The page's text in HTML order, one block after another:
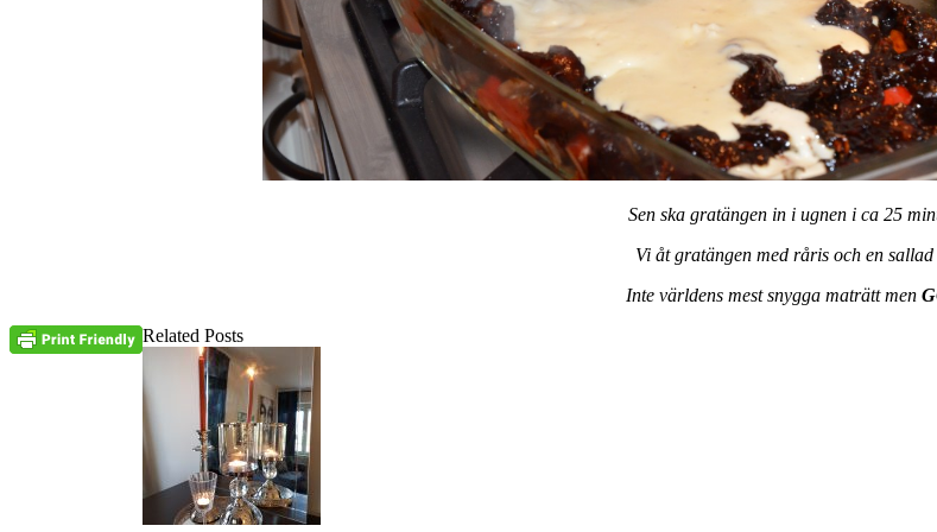
Sen ska gratängen in i ugnen i ca 25
Vi åt gratängen med råris och en
Inte världens mest snygga maträtt men
Related Posts